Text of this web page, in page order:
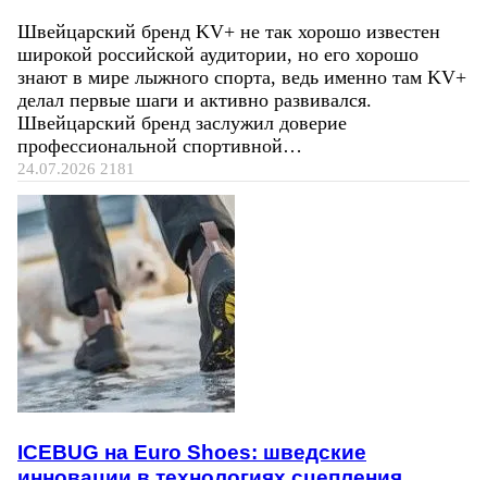
Швейцарский бренд KV+ не так хорошо известен
широкой российской аудитории, но его хорошо
знают в мире лыжного спорта, ведь именно там KV+
делал первые шаги и активно развивался.
Швейцарский бренд заслужил доверие
профессиональной спортивной…
24.07.2026 2181
ICEBUG на Euro Shoes: шведские